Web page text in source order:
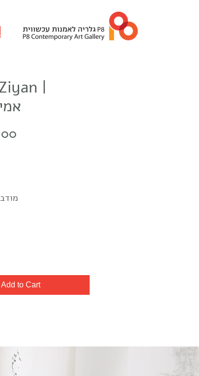
|
Add to Cart